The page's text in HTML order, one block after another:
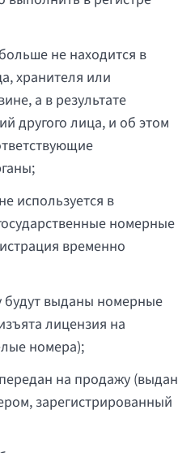
не находится в
хранителя или
а в результате
другого лица, и об этом
используется в
номерные
временно
будут выданы номерные
лицензия на
номера);
на продажу (выдан
зарегистрированный